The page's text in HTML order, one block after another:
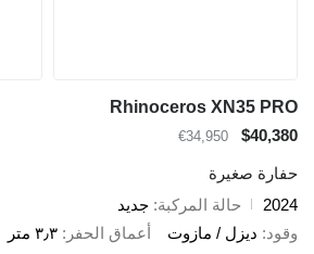
Rhinoceros XN35 PRO
$40,380
€34,950
حفارة صغيرة
2024
حالة المركبة جديد
وقود ديزل / مازوت أعماق الحفر ٣٫٣ متر